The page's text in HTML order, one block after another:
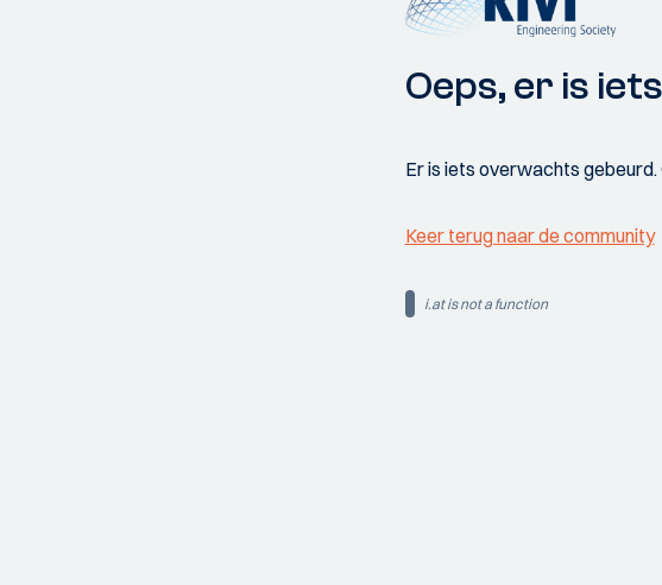
Oeps, er is
Er is iets overwachts
Keer terug naar de community
i.at is not a function